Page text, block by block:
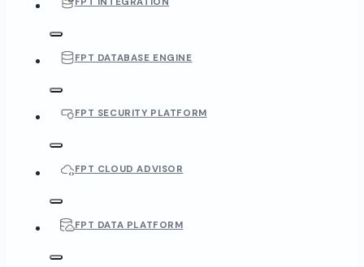
FPT DATABASE ENGINE
FPT SECURITY PLATFORM
FPT CLOUD ADVISOR
FPT DATA PLATFORM